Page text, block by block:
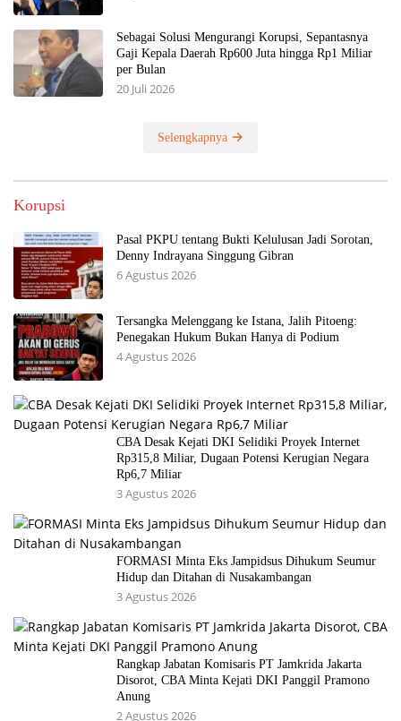
Sebagai Solusi Mengurangi Korupsi, Sepantasnya
Gaji Kepala Daerah Rp600 Juta hingga Rp1 Miliar
per Bulan
20 Juli 2026
Selengkapnya
Korupsi
Pasal PKPU tentang Bukti Kelulusan Jadi Sorotan,
Denny Indrayana Singgung Gibran
6 Agustus 2026
Tersangka Melenggang ke Istana, Jalih Pitoeng:
Penegakan Hukum Bukan Hanya di Podium
4 Agustus 2026
CBA Desak Kejati DKI Selidiki Proyek Internet
Rp315,8 Miliar, Dugaan Potensi Kerugian Negara
Rp6,7 Miliar
3 Agustus 2026
FORMASI Minta Eks Jampidsus Dihukum Seumur
Hidup dan Ditahan di Nusakambangan
3 Agustus 2026
Rangkap Jabatan Komisaris PT Jamkrida Jakarta
Disorot, CBA Minta Kejati DKI Panggil Pramono
Anung
2 Agustus 2026